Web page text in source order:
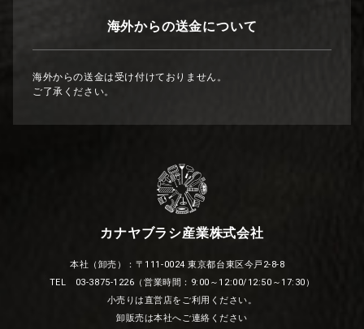
海外からの送金について
海外からの送金は受け付けておりません。
ご了承ください。
カナヤブラシ産業株式会社
本社（卸売）：〒111-0024 東京都台東区今戸2-8-8
TEL 03-3875-1226（営業時間：9:00～12:00/12:50～17:30）
小売りは直営店をご利用ください。
卸販売は本社へご連絡ください